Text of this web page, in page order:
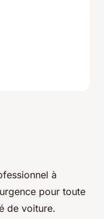
à
pour toute
de voiture.